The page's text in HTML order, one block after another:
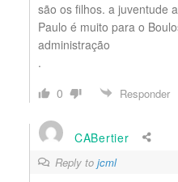
são os filhos. a juventude
Paulo é muito para o
administração
.
0
Responder
CABertier
Reply to jcml